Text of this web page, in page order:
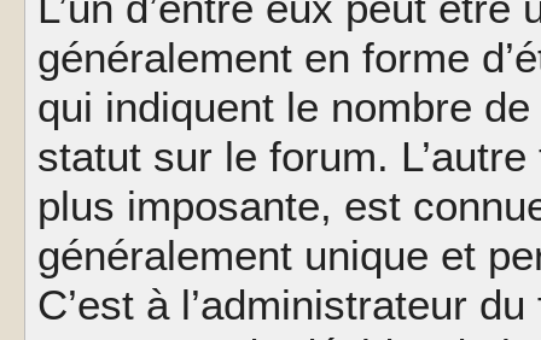
généralement en forme
qui indiquent le nombre
statut sur le forum.
plus imposante, est
généralement unique et
C’est à l’administrateur